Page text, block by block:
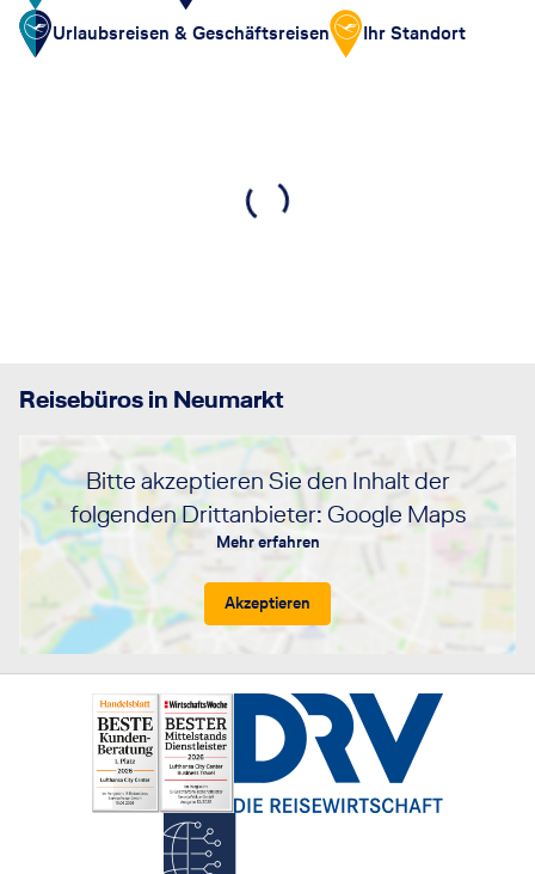
Urlaubsreisen & Geschäftsreisen
Ihr Standort
Reisebüros in Neumarkt
Bitte akzeptieren Sie den Inhalt der
folgenden Drittanbieter: Google Maps
Mehr erfahren
Akzeptieren